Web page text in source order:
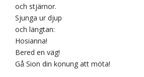
och stjärnor.
Sjunga ur djup
och längtan:
Hosianna!
Bered en väg!
Gå Sion din konung att möta!